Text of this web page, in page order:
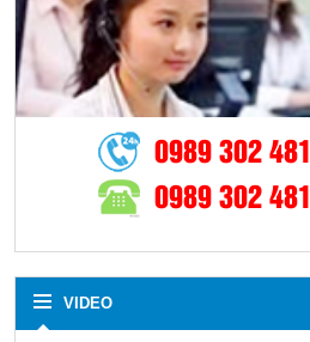
0989 302 481
0989 302 481
VIDEO